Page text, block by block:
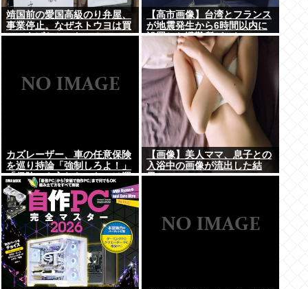
靖国前の愛国高級のり弁屋、
事業停止。なぜネトウヨは買
ってあげなかったの？
【高市画像】台湾とフランス
が地震発生から6時間以内に
設置した避難所がこれwww
カズレーザー、車の任意保険
を巡り持論「強制しろよ！」
「保険にも入れないヤツは運
転すんなよ」
【画像】美人ママ、息子との
入浴中の画像が流出した結
果・・・